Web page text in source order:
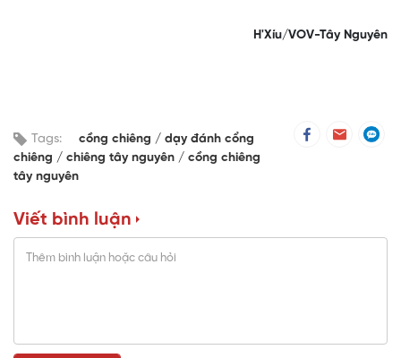
H'Xíu/VOV-Tây Nguyên
Tags: cồng chiêng
dạy đánh cổng
chiêng
chiêng tây nguyên
cồng chiêng
tây nguyên
Viết bình luận